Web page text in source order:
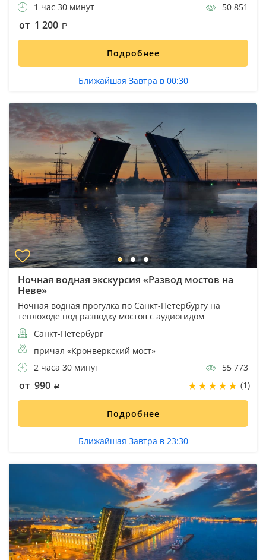
1 час 30 минут
50 851
от 1 200
Подробнее
Ближайшая Завтра в 00:30
Ночная водная экскурсия «Развод мостов на
Неве»
Ночная водная прогулка по Санкт-Петербургу на
теплоходе под разводку мостов с аудиогидом
Санкт-Петербург
причал «Кронверкский мост»
2 часа 30 минут
55 773
от 990 (1)
Подробнее
Ближайшая Завтра в 23:30